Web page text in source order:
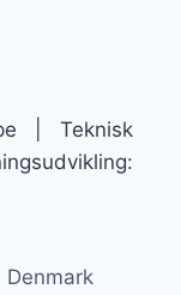
| Teknisk
Denmark